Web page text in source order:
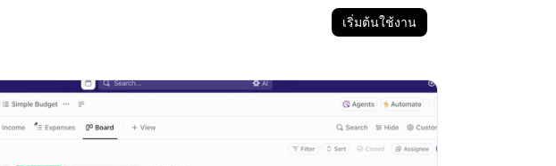
เริ่มต้นใช้งาน